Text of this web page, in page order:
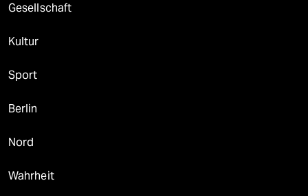
Gesellschaft
Kultur
Sport
Berlin
Nord
Wahrheit